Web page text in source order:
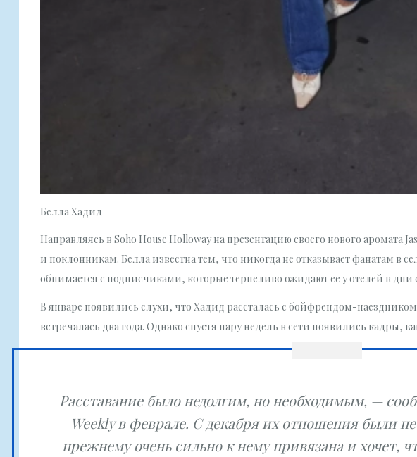
Белла Хадид
Направляясь в Soho House Holloway на презентацию своего нового аромата
и поклонникам. Белла известна тем, что никогда не отказывает фанатам в
обнимается с подписчиками, которые терпеливо ожидают ее у отелей в
В январе появились слухи, что Хадид рассталась с бойфрендом-
встречалась два года. Однако спустя пару недель в сети появились кадры,
Расставание было недолгим, но необходимым, —
Weekly в феврале. С декабря их отношения были
прежнему очень сильно к нему привязана и хочет,